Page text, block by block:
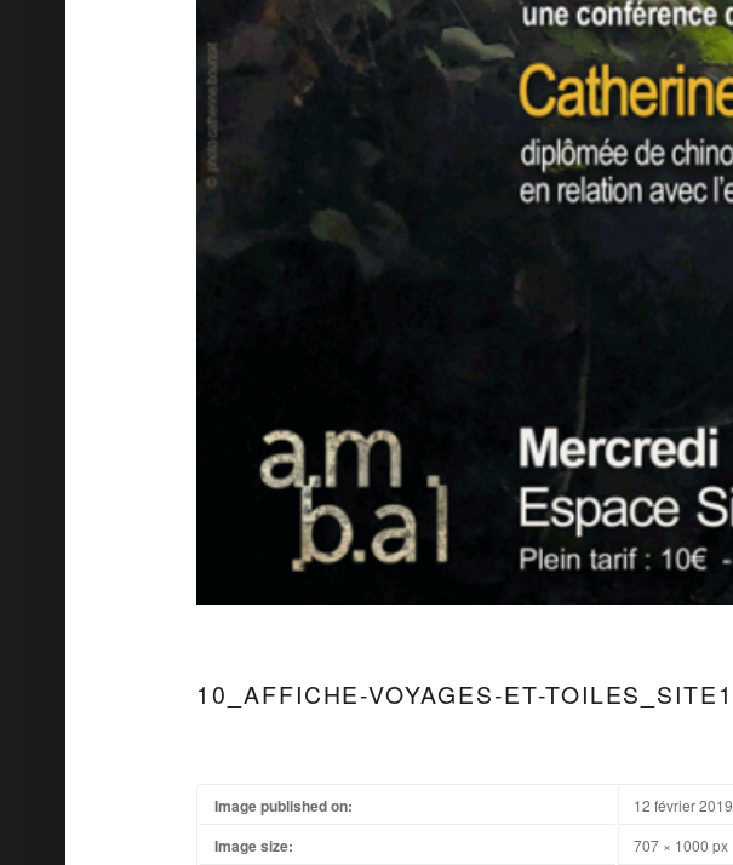
10_AFFICHE-VOYAGES-ET-TOILES_SITE1
Image published on: 12 février 2019
Image size: 707 × 1000 px